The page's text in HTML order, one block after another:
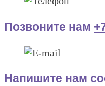
Позвоните нам
Напишите нам